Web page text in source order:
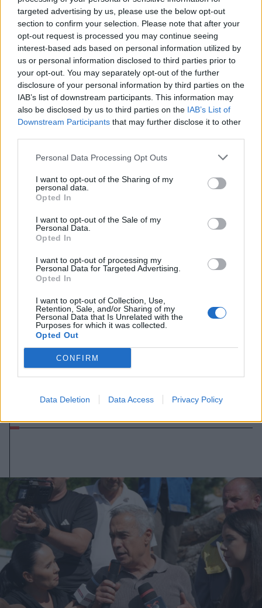
targeted advertising by us, please use the below opt-out
section to confirm your selection. Please note that after your
opt-out request is processed you may continue seeing
interest-based ads based on personal information utilized by
us or personal information disclosed to third parties prior to
your opt-out. You may separately opt-out of the further
disclosure of your personal information by third parties on the
IAB’s list of downstream participants. This information may
also be disclosed by us to third parties on the IAB’s List of
Downstream Participants that may further disclose it to other
Personal Data Processing Opt Outs
I want to opt-out of the Sharing of my
personal data.
Opted In
I want to opt-out of the Sale of my
Personal Data.
Opted In
I want to opt-out of processing my
Personal Data for Targeted Advertising.
Opted In
I want to opt-out of Collection, Use,
Retention, Sale, and/or Sharing of my
Personal Data that Is Unrelated with the
Purposes for which it was collected.
Opted Out
CONFIRM
Data Deletion Data Access Privacy Policy
Ferencváros
Nőileg
Sándor Ella: Na, indíts, s
menjünk!
A rovat további cikkei
2026. augusztus 06., csütörtök
csütörtök délután